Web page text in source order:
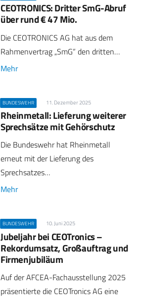
CEOTRONICS: Dritter SmG-Abruf
über rund € 47 Mio.
Die CEOTRONICS AG hat aus dem
Rahmenvertrag „SmG“ den dritten…
Mehr
BUNDESWEHR 11. Dezember 2025
Rheinmetall: Lieferung weiterer
Sprechsätze mit Gehörschutz
Die Bundeswehr hat Rheinmetall
erneut mit der Lieferung des
Sprechsatzes…
Mehr
BUNDESWEHR 10. Juni 2025
Jubeljahr bei CEOTronics –
Rekordumsatz, Großauftrag und
Firmenjubiläum
Auf der AFCEA-Fachausstellung 2025
präsentierte die CEOTronics AG eine